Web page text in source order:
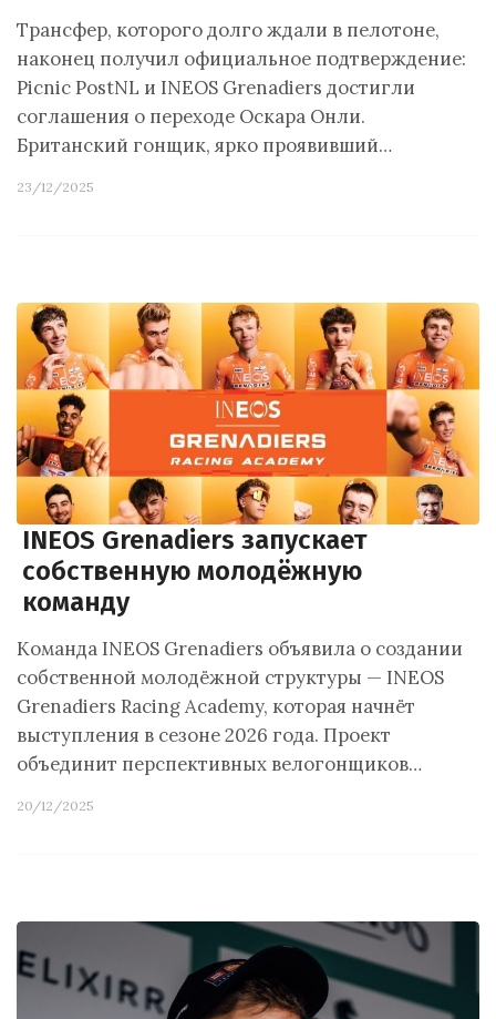
Трансфер, которого долго ждали в пелотоне,
наконец получил официальное подтверждение:
Picnic PostNL и INEOS Grenadiers достигли
соглашения о переходе Оскара Онли.
Британский гонщик, ярко проявивший…
23/12/2025
INEOS Grenadiers запускает
собственную молодёжную
команду
Команда INEOS Grenadiers объявила о создании
собственной молодёжной структуры — INEOS
Grenadiers Racing Academy, которая начнёт
выступления в сезоне 2026 года. Проект
объединит перспективных велогонщиков…
20/12/2025